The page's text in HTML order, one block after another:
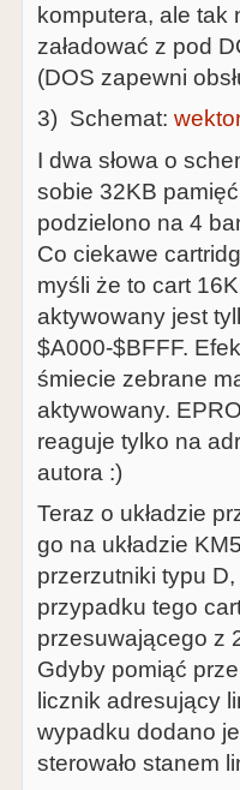
komputera, ale tak
załadować z pod
(DOS zapewni
3) Schemat:
I dwa słowa o
sobie 32KB
podzielono na 4
Co ciekawe
myśli że to cart
aktywowany jest
$A000-$BFFF.
śmiecie zebrane
aktywowany.
reaguje tylko na
autora :)
Teraz o układzie
go na układzie
przerzutniki typu
przypadku tego
przesuwającego z
Gdyby pomiąć
licznik adresujący
wypadku dodano
sterowało stanem